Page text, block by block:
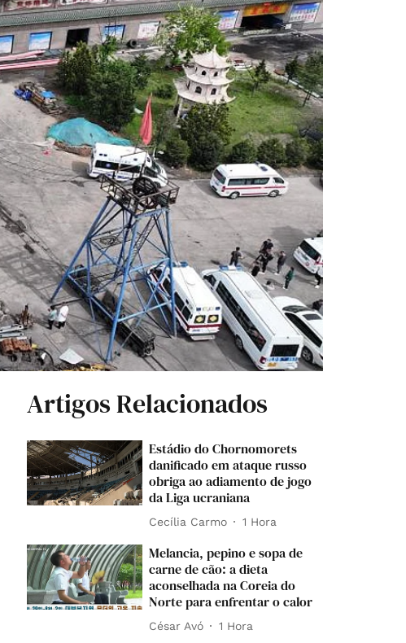
Artigos Relacionados
Estádio do Chornomorets
danificado em ataque russo
obriga ao adiamento de jogo
da Liga ucraniana
Cecília Carmo 1 Hora
Melancia, pepino e sopa de
carne de cão: a dieta
aconselhada na Coreia do
Norte para enfrentar o calor
César Avó 1 Hora